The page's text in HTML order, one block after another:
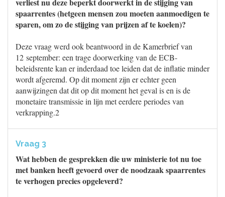
spaarrentes (hetgeen mensen zou moeten aanmoedigen te
sparen, om zo de stijging van prijzen af te koelen)?
Deze vraag werd ook beantwoord in de Kamerbrief van
12 september: een trage doorwerking van de ECB-
beleidsrente kan er inderdaad toe leiden dat de inflatie minder
wordt afgeremd. Op dit moment zijn er echter geen
aanwijzingen dat dit op dit moment het geval is en is de
monetaire transmissie in lijn met eerdere periodes van
verkrapping.2
Vraag 3
Wat hebben de gesprekken die uw ministerie tot nu toe
met banken heeft gevoerd over de noodzaak spaarrentes
te verhogen precies opgeleverd?